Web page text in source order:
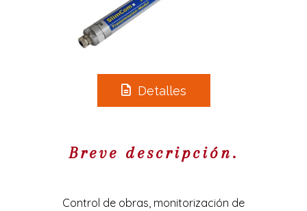
Detalles
Breve descripción.
Control de obras, monitorización de